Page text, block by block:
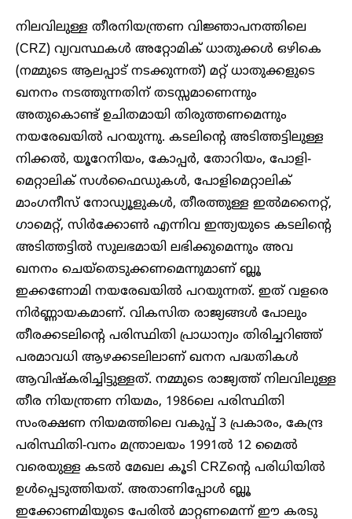
നിലവിലുള്ള തീരനിയന്ത്രണ വിജ്ഞാപനത്തിലെ
(CRZ) വ്യവസ്ഥകൾ അറ്റോമിക് ധാതുക്കൾ ഒഴികെ
(നമ്മുടെ ആലപ്പാട് നടക്കുന്നത്) മറ്റ് ധാതുക്കളുടെ
ഖനനം നടത്തുന്നതിന് തടസ്സമാണെന്നും
അതുകൊണ്ട് ഉചിതമായി തിരുത്തണമെന്നും
നയരേഖയിൽ പറയുന്നു. കടലിന്റെ അടിത്തട്ടിലുള്ള
നിക്കൽ, യൂറേനിയം, കോപ്പർ, തോറിയം, പോളി-
മെറ്റാലിക് സൾഫൈഡുകൾ, പോളിമെറ്റാലിക്
മാംഗനീസ് നോഡ്യൂളുകൾ, തീരത്തുള്ള ഇൽമനൈറ്റ്,
ഗാമെറ്റ്, സിർക്കോൺ എന്നിവ ഇന്ത്യയുടെ കടലിന്റെ
അടിത്തട്ടിൽ സുലഭമായി ലഭിക്കുമെന്നും അവ
ഖനനം ചെയ്തെടുക്കണമെന്നുമാണ് ബ്ലൂ
ഇക്കണോമി നയരേഖയിൽ പറയുന്നത്. ഇത് വളരെ
നിർണ്ണായകമാണ്. വികസിത രാജ്യങ്ങൾ പോലും
തീരക്കടലിന്റെ പരിസ്ഥിതി പ്രാധാന്യം തിരിച്ചറിഞ്ഞ്
പരമാവധി ആഴക്കടലിലാണ് ഖനന പദ്ധതികൾ
ആവിഷ്‌കരിച്ചിട്ടുള്ളത്. നമ്മുടെ രാജ്യത്ത് നിലവിലുള്ള
തീര നിയന്ത്രണ നിയമം, 1986ലെ പരിസ്ഥിതി
സംരക്ഷണ നിയമത്തിലെ വകുപ്പ് 3 പ്രകാരം, കേന്ദ്ര
പരിസ്ഥിതി-വനം മന്ത്രാലയം 1991ൽ 12 മൈൽ
വരെയുള്ള കടൽ മേഖല കൂടി CRZന്റെ പരിധിയിൽ
ഉൾപ്പെടുത്തിയത്. അതാണിപ്പോൾ ബ്ലൂ
ഇക്കോണമിയുടെ പേരിൽ മാറ്റണമെന്ന് ഈ കരടു